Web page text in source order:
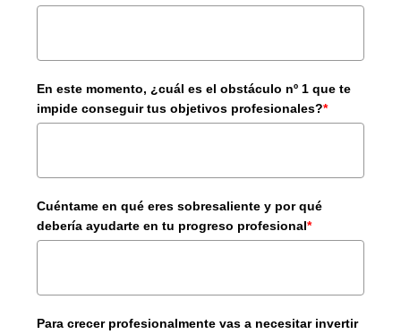
En este momento, ¿cuál es el obstáculo nº 1 que te
impide conseguir tus objetivos profesionales?*
Cuéntame en qué eres sobresaliente y por qué
debería ayudarte en tu progreso profesional*
Para crecer profesionalmente vas a necesitar invertir